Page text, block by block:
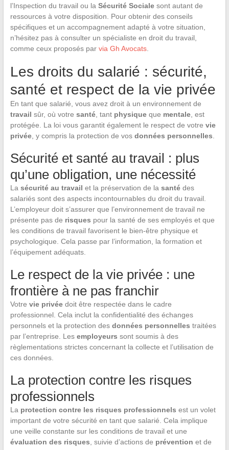
l’Inspection du travail ou la Sécurité Socialesont autant de
ressources à votre disposition. Pour obtenir des conseils
spécifiques et un accompagnement adapté à votre situation,
n’hésitez pas à consulter un spécialiste en droit du travail,
comme ceux proposés par via Gh Avocats.
Les droits du salarié : sécurité,
santé et respect de la vie privée
En tant que salarié, vous avez droit à un environnement de
travail sûr, où votre santé, tant physiqueque mentale, est
protégée. La loi vous garantit également le respect de votre vie
privée, y compris la protection de vos données personnelles.
Sécurité et santé au travail : plus
qu’une obligation, une nécessité
La sécurité au travail et la préservation de la santédes
salariés sont des aspects incontournables du droit du travail.
L’employeur doit s’assurer que l’environnement de travail ne
présente pas de risques pour la santé de ses employés et que
les conditions de travail favorisent le bien-être physique et
psychologique. Cela passe par l’information, la formation et
l’équipement adéquats.
Le respect de la vie privée : une
frontière à ne pas franchir
Votre vie privéedoit être respectée dans le cadre
professionnel. Cela inclut la confidentialité des échanges
personnels et la protection des données personnelles traitées
par l’entreprise. Les employeurs sont soumis à des
règlementations strictes concernant la collecte et l’utilisation de
ces données.
La protection contre les risques
professionnels
La protection contre les risques professionnels est un volet
important de votre sécurité en tant que salarié. Cela implique
une veille constante sur les conditions de travail et une
évaluation des risques, suivie d’actions de prévention et de